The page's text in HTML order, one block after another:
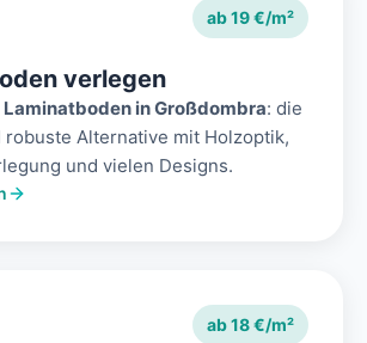
ab 19 €/m²
verlegen
Laminatboden in Großdombra: die
Alternative mit Holzoptik,
und vielen Designs.
ab 18 €/m²